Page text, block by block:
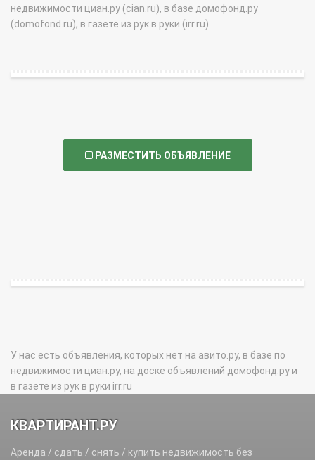
недвижимости циан.ру (cian.ru), в базе домофонд.ру
(domofond.ru), в газете из рук в руки (irr.ru).
РАЗМЕСТИТЬ ОБЪЯВЛЕНИЕ
У нас есть объявления, которых нет на авито.ру, в базе по
недвижимости циан.ру, на доске объявлений домофонд.ру и
в газете из рук в руки irr.ru
КВАРТИРАНТ.РУ
Аренда / сдать / снять / купить недвижимость без